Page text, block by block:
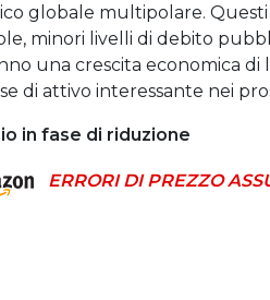
globale multipolare.
minori livelli di debito
una crescita economica
di attivo interessante nei
in fase di riduzione
ERRORI DI PREZZO